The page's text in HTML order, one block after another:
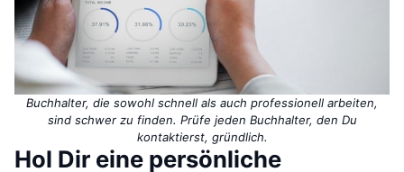
Buchhalter, die sowohl schnell als auch professionell arbeiten,
sind schwer zu finden. Prüfe jeden Buchhalter, den Du
kontaktierst, gründlich.
Hol Dir eine persönliche